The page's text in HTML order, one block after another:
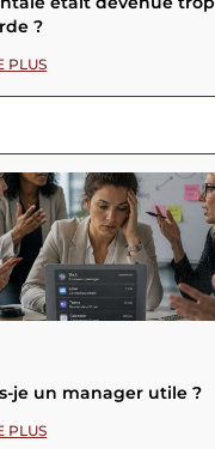
?
PLUS
je un manager utile ?
PLUS